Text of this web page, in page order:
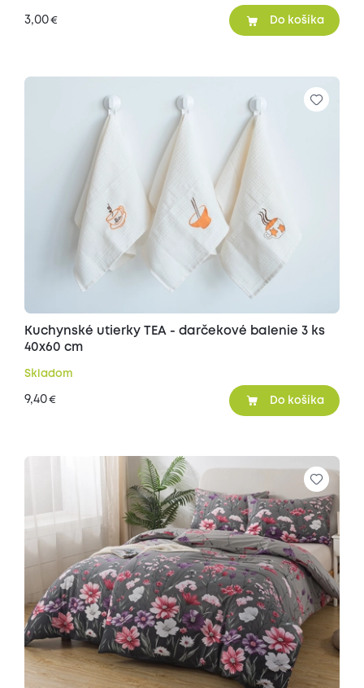
3,00€ Do košíka
Kuchynské utierky TEA - darčekové balenie 3 ks
40x60 cm
Skladom
9,40€ Do košíka